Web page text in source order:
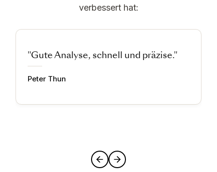
verbessert hat:
"Gute Analyse, schnell und präzise."
Peter Thun